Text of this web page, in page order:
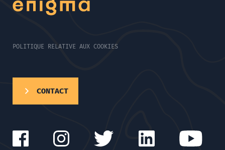
POLITIQUE RELATIVE AUX COOKIES
CONTACT